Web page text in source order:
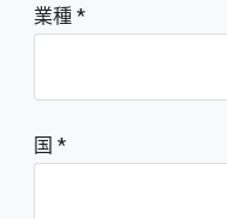
業種 *
国 *